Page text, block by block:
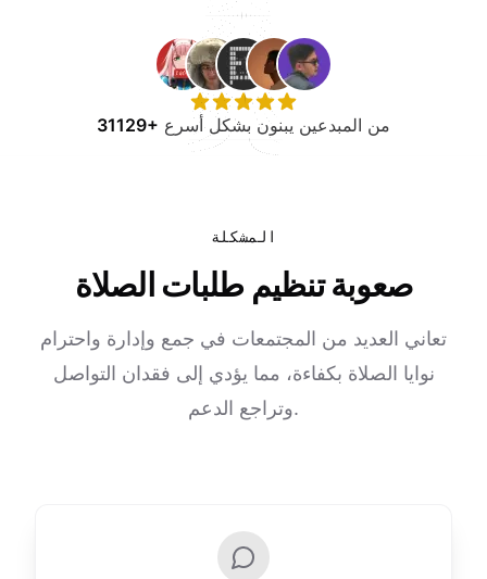
31129+ من المبدعين يبنون بشكل أسرع
المشكلة
صعوبة تنظيم طلبات الصلاة
تعاني العديد من المجتمعات في جمع وإدارة واحترام
نوايا الصلاة بكفاءة، مما يؤدي إلى فقدان التواصل
وتراجع الدعم.